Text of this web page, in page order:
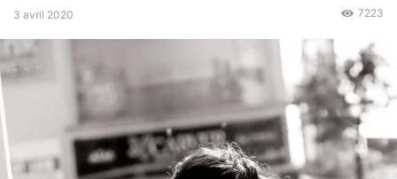
3 avril 2020 7223